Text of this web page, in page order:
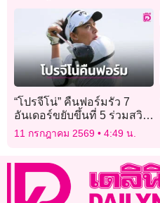
“โปรจีโน่” คืนฟอร์มรัว 7
อันเดอร์ขยับขึ้นที่ 5 ร่วมสวิง
เอวิยอง
11 กรกฎาคม 2569 4:49 น.